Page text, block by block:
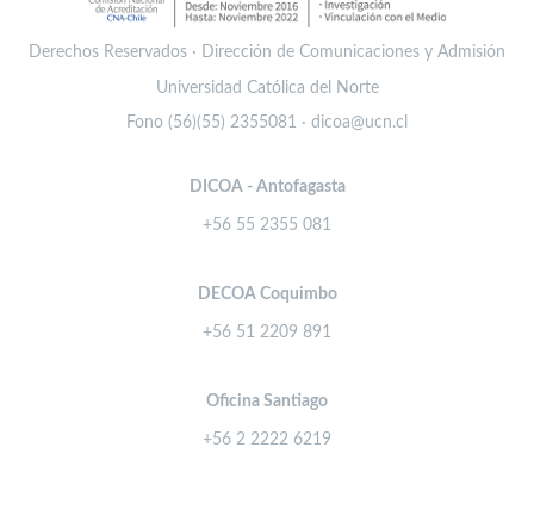
Derechos Reservados · Dirección de Comunicaciones y Admisión
Universidad Católica del Norte
Fono (56)(55) 2355081 · dicoa@ucn.cl
DICOA - Antofagasta
+56 55 2355 081
DECOA Coquimbo
+56 51 2209 891
Oficina Santiago
+56 2 2222 6219